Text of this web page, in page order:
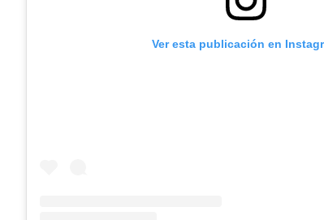
Ver esta publicación en